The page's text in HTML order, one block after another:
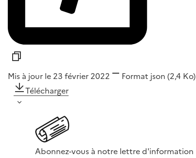
Mis à jour le 23 février 2022 Format json (2,4 Ko)
Télécharger
Abonnez-vous à notre lettre d'information